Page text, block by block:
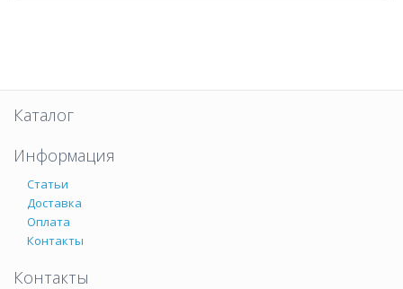
Каталог
Информация
Статьи
Доставка
Оплата
Контакты
Контакты